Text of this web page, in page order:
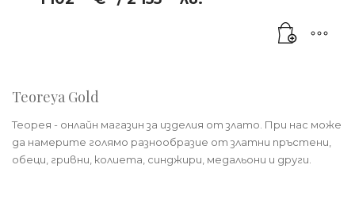
Teoreya Gold
Теорея - онлайн магазин за изделия от злато. При нас може
да намерите голямо разнообразие от златни пръстени,
обеци, гривни, колиета, синджири, медальони и други.